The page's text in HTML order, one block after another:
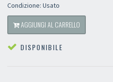
Condizione: Usato
AGGIUNGI AL CARRELLO
DISPONIBILE